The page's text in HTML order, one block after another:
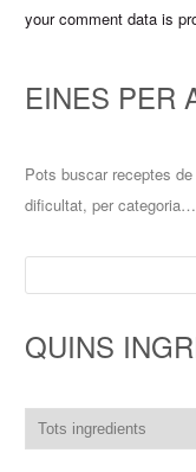
your comment data is
EINES PER
Pots buscar receptes
dificultat, per
QUINS